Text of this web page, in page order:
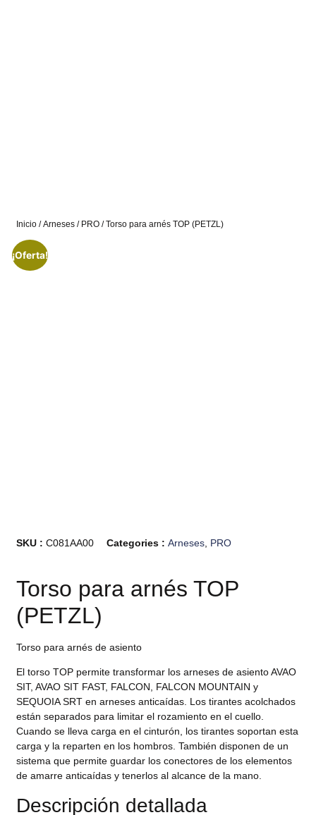
Inicio /Arneses / PRO / Torso para arnés TOP (PETZL)
¡Oferta!
SKU :C081AA00 Categories :Arneses, PRO
Torso para arnés TOP
(PETZL)
Torso para arnés de asiento
El torso TOP permite transformar los arneses de asiento AVAO
SIT, AVAO SIT FAST, FALCON, FALCON MOUNTAIN y
SEQUOIA SRT en arneses anticaídas. Los tirantes acolchados
están separados para limitar el rozamiento en el cuello.
Cuando se lleva carga en el cinturón, los tirantes soportan esta
carga y la reparten en los hombros. También disponen de un
sistema que permite guardar los conectores de los elementos
de amarre anticaídas y tenerlos al alcance de la mano.
Descripción detallada